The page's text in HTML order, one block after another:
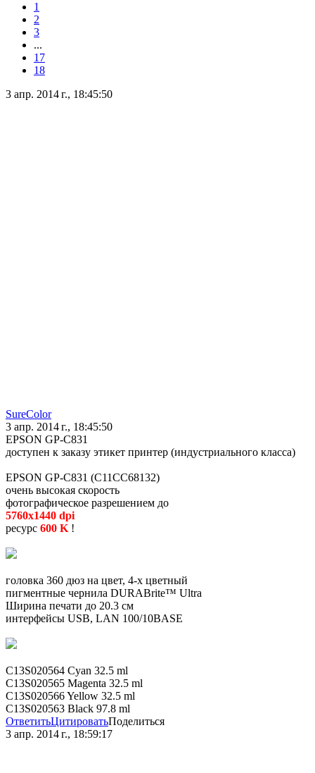
1
2
3
...
17
18
3 апр. 2014 г., 18:45:50
SureColor
3 апр. 2014 г., 18:45:50
EPSON GP-C831
доступен к заказу этикет принтер (индустриального класса)
EPSON GP-C831 (C11CC68132)
очень высокая скорость
фотографическое разрешением до
5760x1440 dpi
ресурс 600 K !
головка 360 дюз на цвет, 4-х цветный
пигментные чернила DURABrite™ Ultra
Ширина печати до 20.3 см
интерфейсы USB, LAN 100/10BASE
C13S020564 Cyan 32.5 ml
C13S020565 Magenta 32.5 ml
C13S020566 Yellow 32.5 ml
C13S020563 Black 97.8 ml
ОтветитьЦитироватьПоделиться
3 апр. 2014 г., 18:59:17